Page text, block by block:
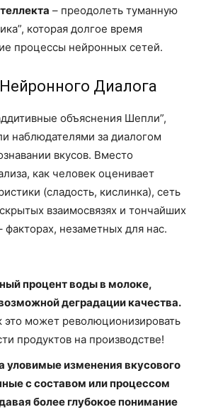
– преодолеть туманную
которая долгое время
процессы нейронных сетей.
Диалога
объяснения Шепли”,
наблюдателями за диалогом
вкусов. Вместо
как человек оценивает
(сладость, кислинка), сеть
взаимосвязях и тончайших
незаметных для нас.
процент воды в молоке,
деградации качества.
это может революционизировать
продуктов на производстве!
уловимые изменения вкусового
с составом или процессом
более глубокое понимание